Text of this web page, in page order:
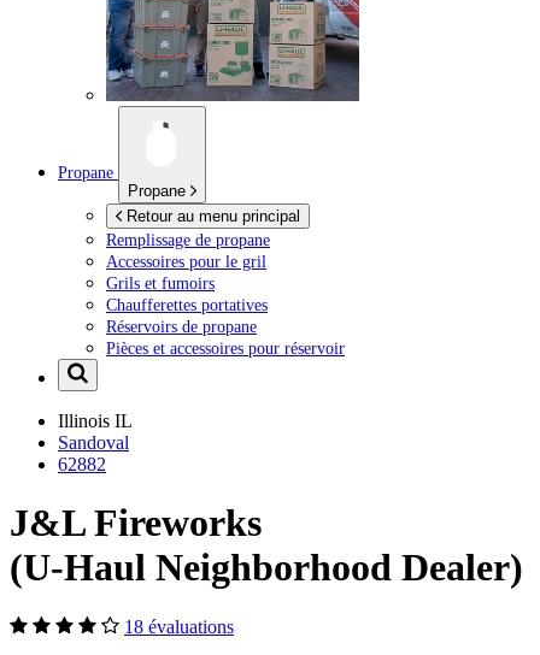
Propane
Propane
Retour au menu principal
Remplissage de propane
Accessoires pour le gril
Grils et fumoirs
Chaufferettes portatives
Réservoirs de propane
Pièces et accessoires pour réservoir
Illinois IL
Sandoval
62882
J&L Fireworks
(U-Haul Neighborhood Dealer)
18 évaluations